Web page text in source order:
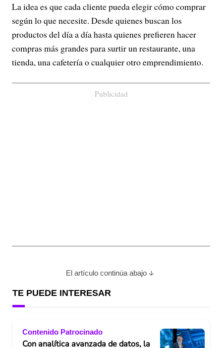
La idea es que cada cliente pueda elegir cómo comprar
según lo que necesite. Desde quienes buscan los
productos del día a día hasta quienes prefieren hacer
compras más grandes para surtir un restaurante, una
tienda, una cafetería o cualquier otro emprendimiento.
Publicidad
El artículo continúa abajo
TE PUEDE INTERESAR
Contenido Patrocinado
Con analítica avanzada de datos, la